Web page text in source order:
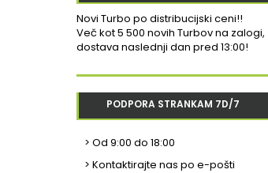
Novi Turbo po distribucijski ceni!!
Več kot 5 500 novih Turbov na zalogi,
dostava naslednji dan pred 13:00!
PODPORA STRANKAM 7D/7
> Od 9:00 do 18:00
> Kontaktirajte nas po e-pošti